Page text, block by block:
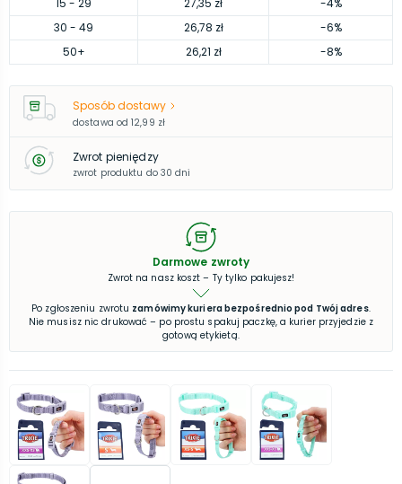
15 - 29 27,35 zł
-4%
30 - 49 26,78 zł
-6%
50+ 26,21 zł -8%
Sposób dostawy
dostawa od 12,99 zł
Zwrot pieniędzy
zwrot produktu do 30 dni
Darmowe zwroty
Zwrot na nasz koszt – Ty tylko pakujesz!
Po zgłoszeniu zwrotu zamówimy kuriera bezpośrednio pod Twój adres.
Nie musisz nic drukować – po prostu spakuj paczkę, a kurier przyjedzie z
gotową etykietą.